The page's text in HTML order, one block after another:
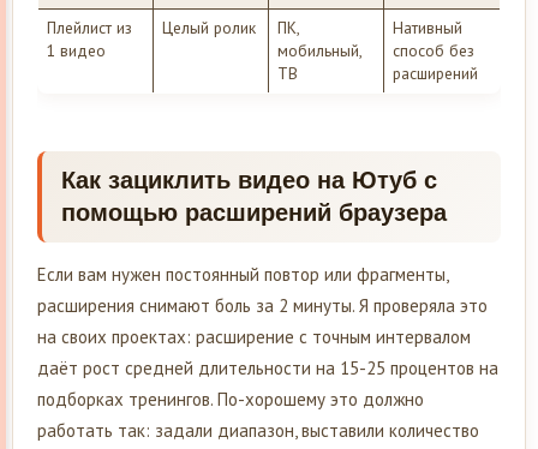
Плейлист из
1 видео
Целый ролик
ПК,
мобильный,
ТВ
Нативный
способ без
расширений
Как зациклить видео на Ютуб с
помощью расширений браузера
Если вам нужен постоянный повтор или фрагменты,
расширения снимают боль за 2 минуты. Я проверяла это
на своих проектах: расширение с точным интервалом
даёт рост средней длительности на 15-25 процентов на
подборках тренингов. По-хорошему это должно
работать так: задали диапазон, выставили количество